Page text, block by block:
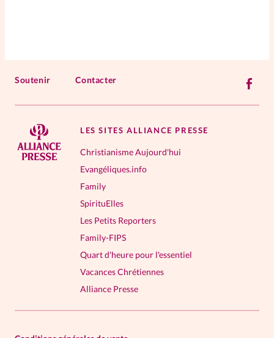
Soutenir Contacter
LES SITES ALLIANCE PRESSE
Christianisme Aujourd'hui
Evangéliques.info
Family
SpirituElles
Les Petits Reporters
Family-FIPS
Quart d'heure pour l'essentiel
Vacances Chrétiennes
Alliance Presse